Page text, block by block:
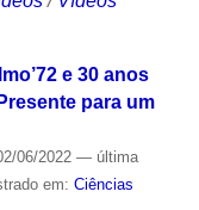
e 30 anos
para um
06/2022 — última
em: Ciências